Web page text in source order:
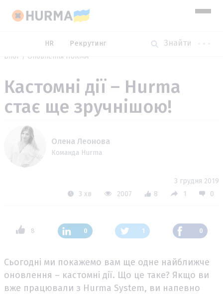
HR
Рекрутинг
Блог
Оновлення HURMA
Кастомні дії – Hurma
стає ще зручнішою!
Олена Леонова
Команда Hurma
3 грудня 2019
3 хв
2007 8 1 0
8 0 1 0
Сьогодні ми покажемо вам ще одне найближче
оновлення – кастомні дії. Що це таке? Якщо ви
вже працювали з Hurma System, ви напевно